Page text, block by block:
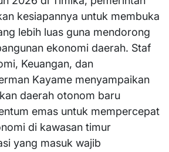
kesiapannya untuk membuka
lebih luas guna mendorong
ekonomi daerah. Staf
Keuangan, dan
Kayame menyampaikan
daerah otonom baru
emas untuk mempercepat
di kawasan timur
yang masuk wajib